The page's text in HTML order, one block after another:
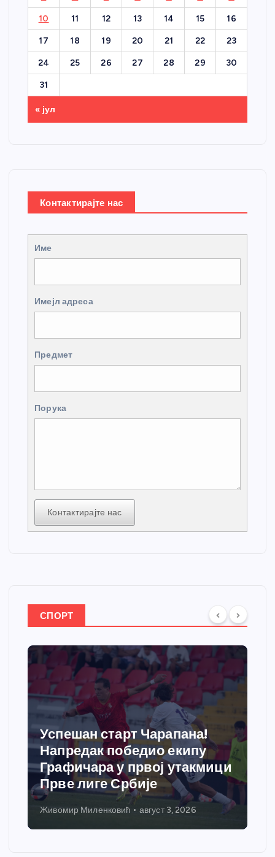
10 11 12 13 14 15 16
17 18 19 20 21 22 23
24 25 26 27 28 29 30
31
« јул
Контактирајте нас
Име
Имејл адреса
Предмет
Порука
Контактирајте нас
СПОРТ
Успешан старт Чарапана!
Напредак победио екипу
Графичара у првој утакмици
Прве лиге Србије
Живомир Миленковић август 3, 2026